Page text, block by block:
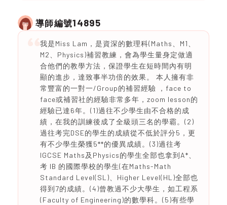
導師編號14895
我是Miss Lam，是資深的數理科(Maths、M1、
M2、Physics)補習教練，會為學生量身定做適
合他們的教學方法，保證學生在短時間內有明
顯的進步，達致事半功倍的效果。 本人擁有非
常豐富的一對一/Group的補習經驗 ，face to
face或補習社的經驗非常多年，zoom lesson的
經驗已達6年。(1)過往不少學生由不合格的成
績，在我的訓練後成了全級頭三名的學霸。(2)
過往考完DSE的學生的成績從不低於評分5，更
有不少學生榮獲5**的優異成績。(3)過往考
IGCSE Maths及Physics的學生全部也拿到A*、
考 IB 的國際學校的學生(在Maths-Math
Standard Level(SL)、Higher Level(HL)全部也
得到7的成績。(4)曾教過不少大學生，如工程系
(Faculty of Engineering)的數學科。(5)有些學